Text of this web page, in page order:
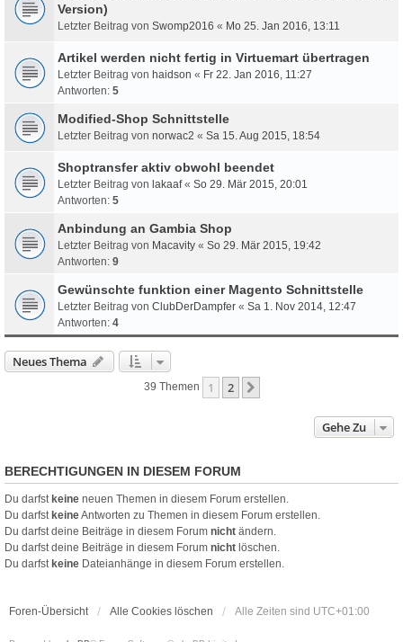
Version)
Letzter Beitrag von Swomp2016 « Mo 25. Jan 2016, 13:11
Artikel werden nicht fertig in Virtuemart übertragen
Letzter Beitrag von haidson « Fr 22. Jan 2016, 11:27
Antworten: 5
Modified-Shop Schnittstelle
Letzter Beitrag von norwac2 « Sa 15. Aug 2015, 18:54
Shoptransfer aktiv obwohl beendet
Letzter Beitrag von lakaaf« So 29. Mär 2015, 20:01
Antworten: 5
Anbindung an Gambia Shop
Letzter Beitrag von Macavity « So 29. Mär 2015, 19:42
Antworten: 9
Gewünschte funktion einer Magento Schnittstelle
Letzter Beitrag von ClubDerDampfer « Sa 1. Nov 2014, 12:47
Antworten: 4
Neues Thema
39 Themen 1 2
Gehe Zu
BERECHTIGUNGEN IN DIESEM FORUM
Du darfst keine neuen Themen in diesem Forum erstellen.
Du darfst keineAntworten zu Themen in diesem Forum erstellen.
Du darfst deine Beiträge in diesem Forum nicht ändern.
Du darfst deine Beiträge in diesem Forum nicht löschen.
Du darfst keine Dateianhänge in diesem Forum erstellen.
Foren-Übersicht Alle Cookies löschen Alle Zeiten sind UTC+01:00